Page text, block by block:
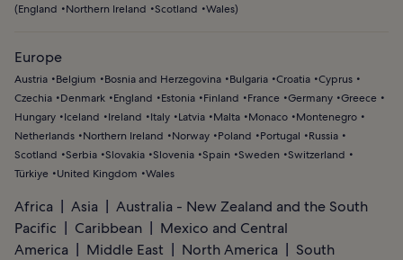
(England Northern Ireland Scotland Wales)
Europe
Austria Belgium Bosnia and Herzegovina Bulgaria Croatia Cyprus
Czechia
Denmark England Estonia Finland France Germany Greece
Hungary
Iceland Ireland Italy Latvia Malta Monaco
Montenegro
Netherlands
Northern Ireland Norway Poland Portugal
Russia
Scotland
Serbia Slovakia Slovenia Spain Sweden
Switzerland
Türkiye
United Kingdom Wales
Africa Asia
Australia - New Zealand and the South
Pacific
Caribbean
Mexico and Central
America
Middle East North America
South